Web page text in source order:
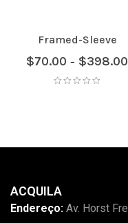
Framed-Sleeve
$70.00 – $398.00
ACQUILA
Endereço: Av. Horst